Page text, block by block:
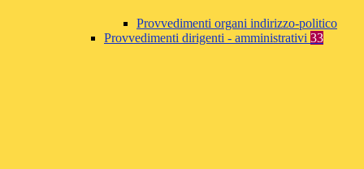
Provvedimenti organi indirizzo-politico
Provvedimenti dirigenti - amministrativi 33